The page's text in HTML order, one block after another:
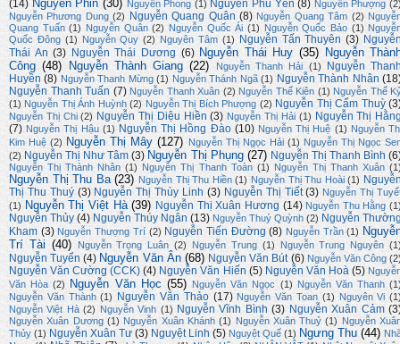
(14) Nguyễn Phin (30) Nguyên Phong (1) Nguyễn Phú Yên (8) Nguyễn Phượng
Nguyễn Phương Dung (2) Nguyễn Quang Quân (8) Nguyễn Quang Tâm (2)
Quang Tuấn (1) Nguyễn Quân (2) Nguyễn Quốc Ái (1) Nguyễn Quốc Bảo (1)
Quốc Đông (1) Nguyễn Quy (2) Nguyên Tâm (1) Nguyễn Tấn Thuyên (3)
Thái An (3) Nguyễn Thái Dương (6) Nguyễn Thái Huy (35)
Nguyễn
Công (48) Nguyễn Thành Giang (22) Nguyễn Thanh Hải (1)
Nguyễn
Huyền (8) Nguyễn Thanh Mừng (1) Nguyễn Thánh Ngã (1) Nguyễn Thành Nhân
Nguyễn Thanh Tuấn (7) Nguyễn Thanh Xuân (2) Nguyễn Thế Kiên (1) Nguyễn Thế
(1) Nguyễn Thị Ánh Huỳnh (2) Nguyễn Thị Bích Phượng (2) Nguyễn Thị Cẩm Thuỳ
Nguyễn Thị Chi (2) Nguyễn Thị Diệu Hiền (3) Nguyễn Thị Hải (1) Nguyễn Thị
(7) Nguyễn Thị Hậu (1) Nguyễn Thị Hồng Đào (10) Nguyễn Thị Huệ (1) Nguyễn
Kim Huệ (2) Nguyễn Thị Mây (127) Nguyễn Thị Ngọc Hải (1) Nguyễn Thị Ngọc
(2) Nguyễn Thị Như Tâm (3) Nguyễn Thị Phụng (27) Nguyễn Thị Thanh Bình
Nguyễn Thị Thành Nhân (1) Nguyễn Thị Thanh Toàn (1) Nguyễn Thị Thanh Xuân
Nguyễn Thị Thu Ba (23) Nguyễn Thị Thu Hiền (1) Nguyễn Thị Thu Hoài (1)
Thị Thu Thuý (3) Nguyễn Thị Thùy Linh (3) Nguyễn Thị Tiết (3) Nguyễn Thị
(1) Nguyễn Thị Việt Hà (39) Nguyễn Thị Xuân Hương (14) Nguyễn Thu Hằng
Nguyễn Thủy (4) Nguyễn Thúy Ngân (13) Nguyễn Thuý Quỳnh (2) Nguyễn
Kham (3) Nguyễn Thượng Trí (2) Nguyễn Tiến Đường (8) Nguyễn Trần (1)
Trí Tài (40) Nguyễn Trọng Luân (2) Nguyễn Trung (1) Nguyễn Trung Nguyên
Nguyễn Tuyển (4) Nguyễn Văn Ân (68) Nguyễn Văn Bút (6) Nguyễn Văn Công
Nguyễn Văn Cường (CCK) (4) Nguyễn Văn Hiến (5) Nguyễn Văn Hoà (5)
Văn Hòa (2) Nguyễn Văn Học (55) Nguyễn Văn Ngọc (1) Nguyễn Văn Thanh
Nguyễn Văn Thành (1) Nguyễn Văn Thảo (17) Nguyễn Văn Toan (1) Nguyên Vi
Nguyễn Việt Hà (2) Nguyễn Vinh (1) Nguyễn Vĩnh Bình (3) Nguyễn Xuân Cảm
Nguyễn Xuân Dương (1) Nguyễn Xuân Khánh (1) Nguyễn Xuân Thuỷ (1) Nguyễn
Thủy (1) Nguyễn Xuân Tư (3) Nguyệt Linh (5) Nguyệt Quế (1) Ngưng Thu (44)